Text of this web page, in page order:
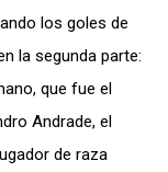
los goles de
la segunda parte:
que fue el
Andrade, el
de raza